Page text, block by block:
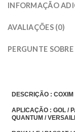
INFORMAÇÃO
AVALIAÇÕES (0)
PERGUNTE
DESCRIÇÃO :
APLICAÇÃO : GOL /
QUANTUM /